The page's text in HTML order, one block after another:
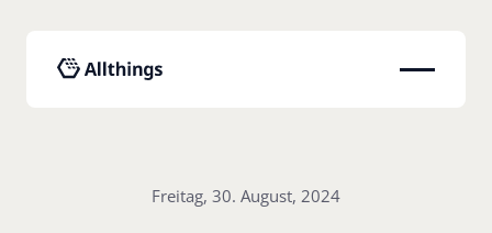
Freitag, 30. August, 2024